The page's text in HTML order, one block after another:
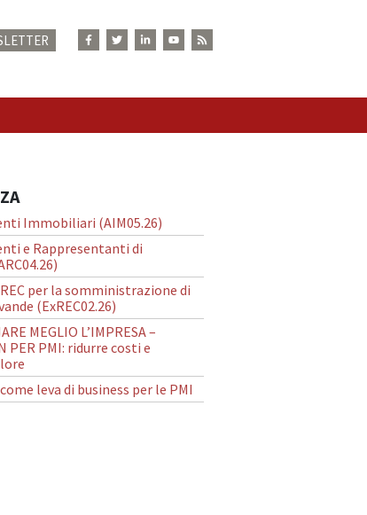
Immobiliari (AIM05.26)
e Rappresentanti di
per la somministrazione di
(ExREC02.26)
MEGLIO L’IMPRESA –
PER PMI: ridurre costi e
leva di business per le PMI